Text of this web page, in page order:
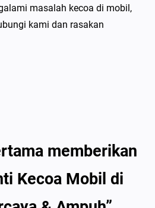
masalah kecoa di mobil,
kami dan rasakan
memberikan
Kecoa Mobil di